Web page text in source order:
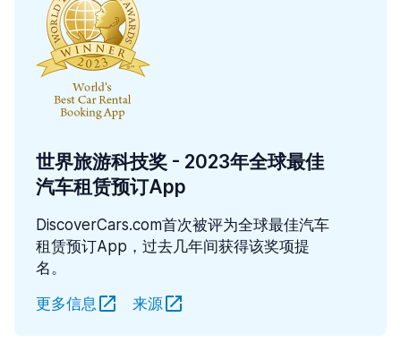
世界旅游科技奖 - 2023年全球最佳
汽车租赁预订App
DiscoverCars.com首次被评为全球最佳汽车
租赁预订App，过去几年间获得该奖项提
名。
更多信息
来源